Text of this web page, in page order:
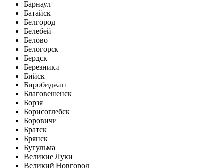
Барнаул
Батайск
Белгород
Белебей
Белово
Белогорск
Бердск
Березники
Бийск
Биробиджан
Благовещенск
Борзя
Борисоглебск
Боровичи
Братск
Брянск
Бугульма
Великие Луки
Великий Новгород